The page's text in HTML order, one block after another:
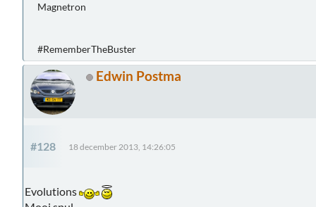
Magnetron
#RememberTheBuster
Edwin Postma
#128 18 december 2013, 14:26:05
Evolutions